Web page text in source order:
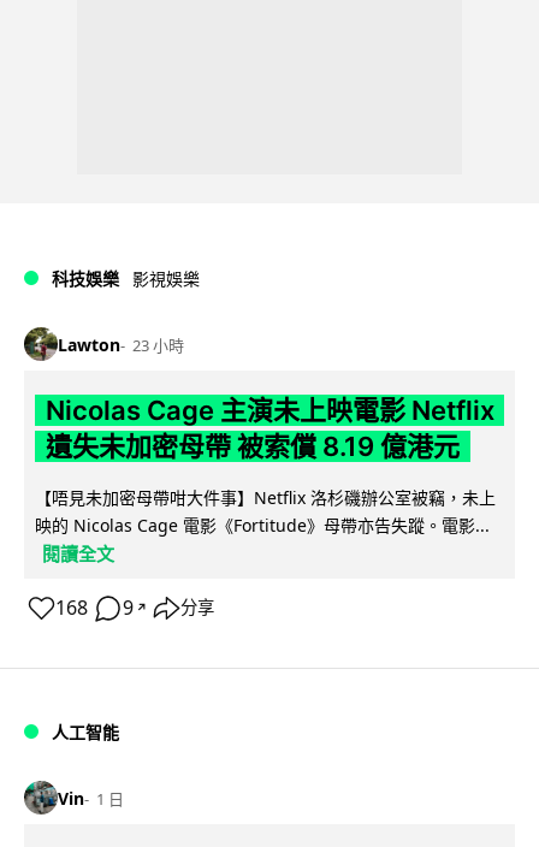
科技娛樂 影視娛樂
Lawton 23 小時
Nicolas Cage 主演未上映電影 Netflix
遺失未加密母帶 被索償 8.19 億港元
【唔見未加密母帶咁大件事】Netflix 洛杉磯辦公室被竊，未上
映的 Nicolas Cage 電影《Fortitude》母帶亦告失蹤。電影...
閱讀全文
168 9 ↗ 分享
人工智能
Vin 1 日